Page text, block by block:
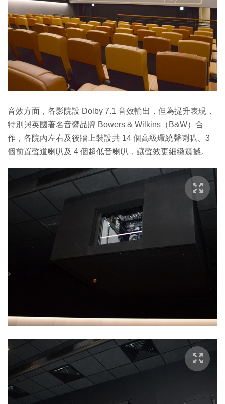
音效方面，各影院設 Dolby 7.1 音效輸出，但為提升表現，
特別與英國著名音響品牌 Bowers & Wilkins（B&W）合
作，各院內左右及後牆上裝設共 14 個高級環繞聲喇叭、3
個前置聲道喇叭及 4 個超低音喇叭，讓聲效更細緻震撼。